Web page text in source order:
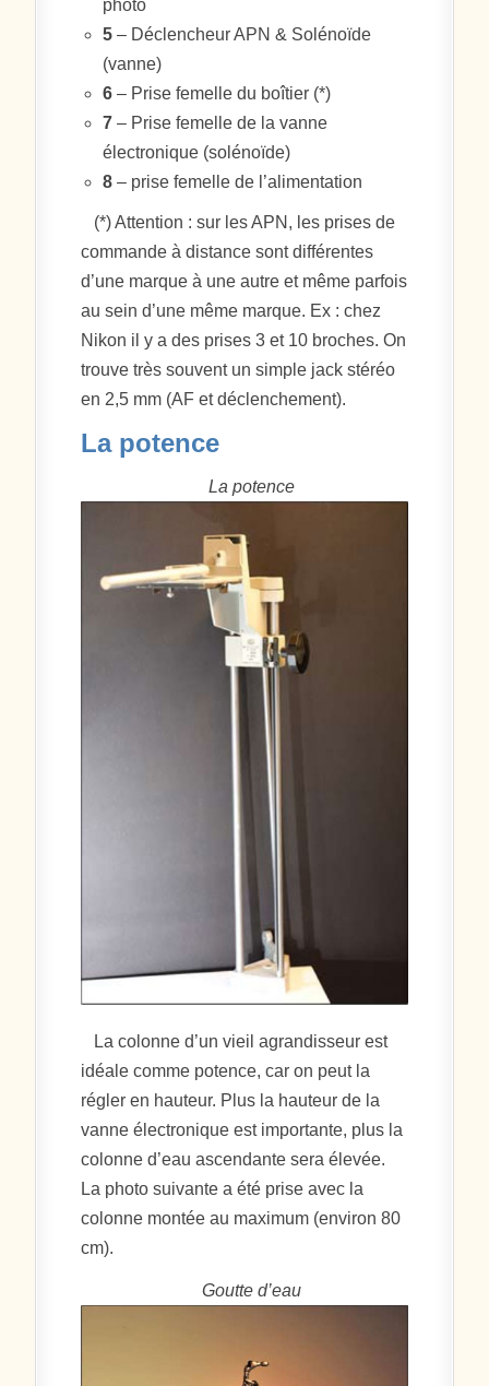
photo
5 – Déclencheur APN & Solénoïde
(vanne)
6 – Prise femelle du boîtier (*)
7 – Prise femelle de la vanne
électronique (solénoïde)
8 – prise femelle de l’alimentation
(*) Attention : sur les APN, les prises de
commande à distance sont différentes
d’une marque à une autre et même parfois
au sein d’une même marque. Ex : chez
Nikon il y a des prises 3 et 10 broches. On
trouve très souvent un simple jack stéréo
en 2,5 mm (AF et déclenchement).
La potence
La potence
La colonne d’un vieil agrandisseur est
idéale comme potence, car on peut la
régler en hauteur. Plus la hauteur de la
vanne électronique est importante, plus la
colonne d’eau ascendante sera élevée.
La photo suivante a été prise avec la
colonne montée au maximum (environ 80
cm).
Goutte d’eau